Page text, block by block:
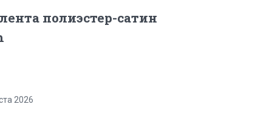
полиэстер-сатин
2026